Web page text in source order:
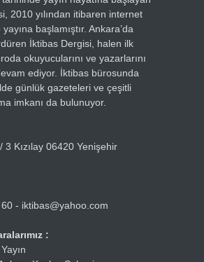
2010 yılından itibaren internet
başlamıştır. Ankara’da
İktibas Dergisi, halen ilk
okuyucularını ve yazarlarını
ediyor. İktibas bürosunda
günlük gazeteleri ve çeşitli
imkanı da bulunuyor.
3 Kızılay 06420 Yenişehir
- iktibas@yahoo.com
: